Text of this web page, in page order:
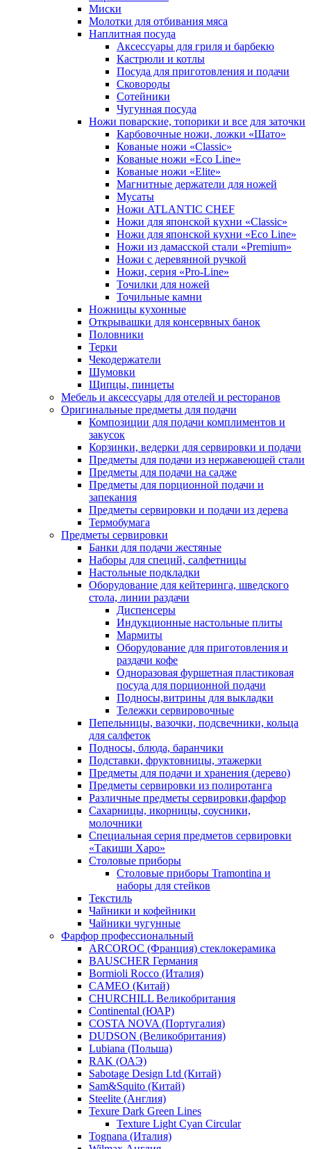
Миски
Молотки для отбивания мяса
Наплитная посуда
Аксессуары для гриля и барбекю
Кастрюли и котлы
Посуда для приготовления и подачи
Сковороды
Сотейники
Чугунная посуда
Ножи поварские, топорики и все для заточки
Карбовочные ножи, ложки «Шато»
Кованые ножи «Classic»
Кованые ножи «Eco Line»
Кованые ножи «Elite»
Магнитные держатели для ножей
Мусаты
Ножи ATLANTIC CHEF
Ножи для японской кухни «Classic»
Ножи для японской кухни «Eco Line»
Ножи из дамасской стали «Premium»
Ножи с деревянной ручкой
Ножи, серия «Pro-Line»
Точилки для ножей
Точильные камни
Ножницы кухонные
Открывашки для консервных банок
Половники
Терки
Чекодержатели
Шумовки
Щипцы, пинцеты
Мебель и аксессуары для отелей и ресторанов
Оригинальные предметы для подачи
Композиции для подачи комплиментов и
закусок
Корзинки, ведерки для сервировки и подачи
Предметы для подачи из нержавеющей стали
Предметы для подачи на садже
Предметы для порционной подачи и
запекания
Предметы сервировки и подачи из дерева
Термобумага
Предметы сервировки
Банки для подачи жестяные
Наборы для специй, салфетницы
Настольные подкладки
Оборудование для кейтеринга, шведского
стола, линии раздачи
Диспенсеры
Индукционные настольные плиты
Мармиты
Оборудование для приготовления и
раздачи кофе
Одноразовая фуршетная пластиковая
посуда для порционной подачи
Подносы,витрины для выкладки
Тележки сервировочные
Пепельницы, вазочки, подсвечники, кольца
для салфеток
Подносы, блюда, баранчики
Подставки, фруктовницы, этажерки
Предметы для подачи и хранения (дерево)
Предметы сервировки из полиротанга
Различные предметы сервировки,фарфор
Сахарницы, икорницы, соусники,
молочники
Специальная серия предметов сервировки
«Такиши Харо»
Столовые приборы
Столовые приборы Trаmоntina и
наборы для стейков
Текстиль
Чайники и кофейники
Чайники чугунные
Фарфор профессиональный
ARCOROC (Франция) стеклокерамика
BAUSCHER Германия
Bormioli Rocco (Италия)
CAMEO (Китай)
CHURCHILL Великобритания
Continental (ЮАР)
COSTA NOVA (Португалия)
DUDSON (Великобритания)
Lubiana (Польша)
RAK (ОАЭ)
Sabotage Design Ltd (Китай)
Sam&Squito (Китай)
Steelite (Англия)
Texure Dark Green Lines
Texture Light Cyan Circular
Tognana (Италия)